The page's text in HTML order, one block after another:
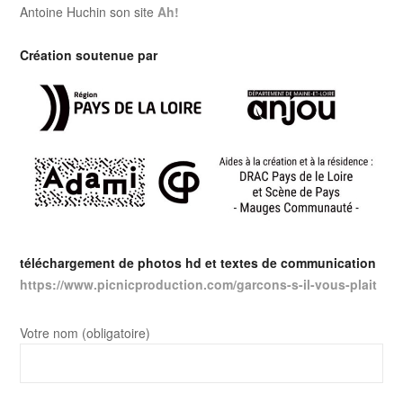
Antoine Huchin son siteAh!
Création soutenue par
téléchargement de photos hd et textes de communication
https://www.picnicproduction.com/garcons-s-il-vous-plait
Votre nom (obligatoire)